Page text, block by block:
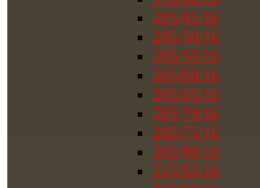
205/45/16
205/50/16
205/55/16
205/60/16
205/65/16
205/70/16
205/75/16
205/80/16
215/55/16